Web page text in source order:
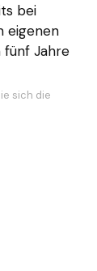
bei
eigenen
fünf Jahre
sich die